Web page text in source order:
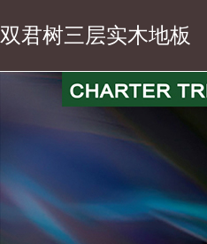
双君树三层实木地板